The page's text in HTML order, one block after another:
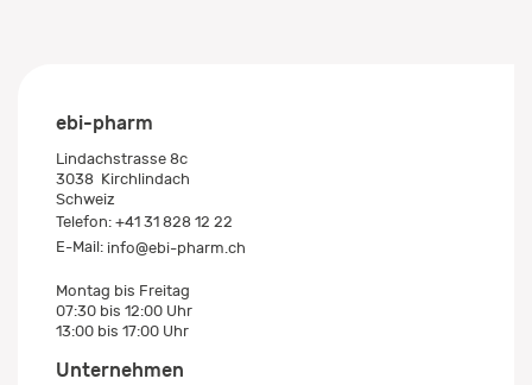
ebi-pharm
Lindachstrasse 8c
3038 Kirchlindach
Schweiz
Telefon: +41 31 828 12 22
E-Mail: info@ebi-pharm.ch
Montag bis Freitag
07:30 bis 12:00 Uhr
13:00 bis 17:00 Uhr
Unternehmen